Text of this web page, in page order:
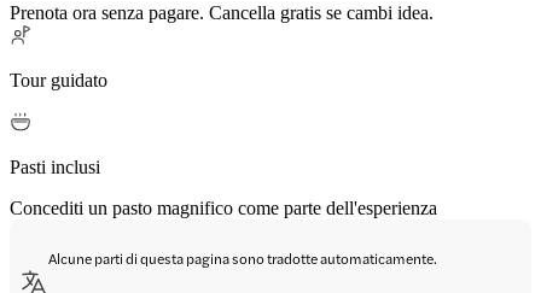
Prenota ora senza pagare. Cancella gratis se cambi idea.
Tour guidato
Pasti inclusi
Concediti un pasto magnifico come parte dell'esperienza
Alcune parti di questa pagina sono tradotte automaticamente.